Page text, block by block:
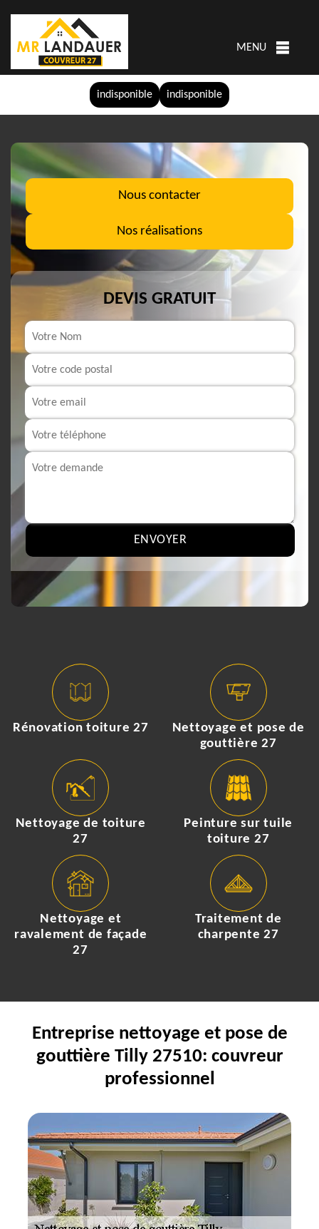
indisponible indisponible
MENU
Nous contacter
Nos réalisations
DEVIS GRATUIT
Rénovation toiture 27
Nettoyage et pose de
gouttière 27
Nettoyage de toiture
27
Peinture sur tuile
toiture 27
Nettoyage et
ravalement de façade
27
Traitement de
charpente 27
Entreprise nettoyage et pose de
gouttière Tilly 27510: couvreur
professionnel